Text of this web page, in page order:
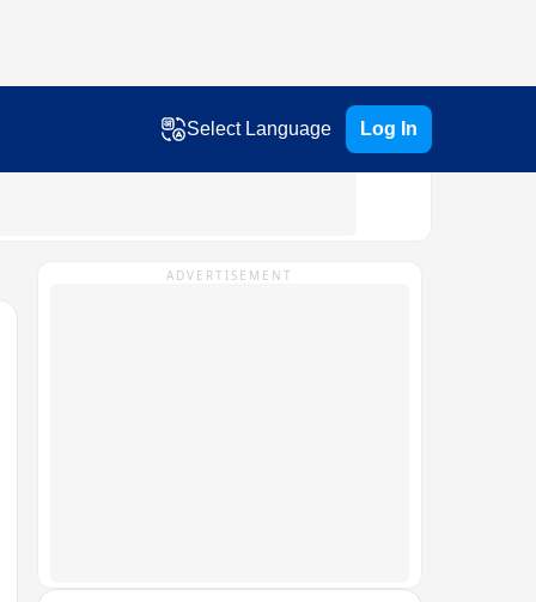
Select Language Log In
ADVERTISEMENT